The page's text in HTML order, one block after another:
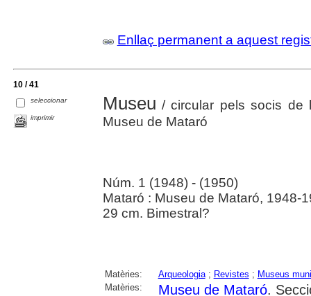
Enllaç permanent a aquest
10 / 41
seleccionar
imprimir
Museu / circular pels socis de
Museu de Mataró
Núm. 1 (1948) - (1950)
Mataró : Museu de Mataró, 1948-
29 cm. Bimestral?
Matèries: Arqueologia; Revistes ; Museus
Matèries:
Museu de Mataró.